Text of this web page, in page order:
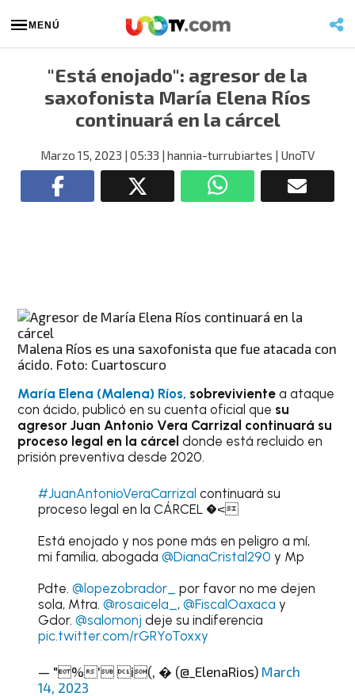
MENÚ
"Está enojado": agresor de la
saxofonista María Elena Ríos
continuará en la cárcel
Marzo 15, 2023 | 05:33 | hannia-turrubiartes | UnoTV
Malena Ríos es una saxofonista que fue atacada con
ácido. Foto: Cuartoscuro
María Elena (Malena) Ríos, sobreviviente a ataque
con ácido, publicó en su cuenta oficial que su
agresor Juan Antonio Vera Carrizal continuará su
proceso legal en la cárceldonde está recluido en
prisión preventiva desde 2020.
#JuanAntonioVeraCarrizal continuará su
proceso legal en la CÁRCEL �<
Está enojado y nos pone más en peligro a mí,
mi familia, abogada @DianaCristal290 y Mp
Pdte. @lopezobrador_
por favor no me dejen
sola, Mtra. @rosaicela_ , @FiscalOaxaca y
Gdor. @salomonj deje su indiferencia
pic.twitter.com/rGRYoToxxy
— "%' i(, � (@_ElenaRios) March
14, 2023